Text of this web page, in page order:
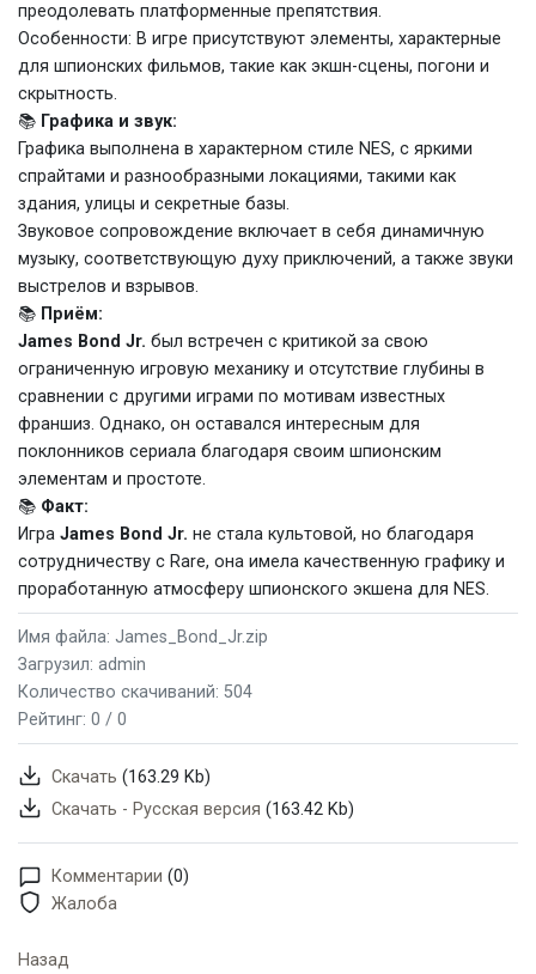
преодолевать платформенные препятствия.
Особенности: В игре присутствуют элементы, характерные
для шпионских фильмов, такие как экшн-сцены, погони и
скрытность.
📚 Графика и звук:
Графика выполнена в характерном стиле NES, с яркими
спрайтами и разнообразными локациями, такими как
здания, улицы и секретные базы.
Звуковое сопровождение включает в себя динамичную
музыку, соответствующую духу приключений, а также звуки
выстрелов и взрывов.
📚 Приём:
James Bond Jr. был встречен с критикой за свою
ограниченную игровую механику и отсутствие глубины в
сравнении с другими играми по мотивам известных
франшиз. Однако, он оставался интересным для
поклонников сериала благодаря своим шпионским
элементам и простоте.
📚 Факт:
Игра James Bond Jr. не стала культовой, но благодаря
сотрудничеству с Rare, она имела качественную графику и
проработанную атмосферу шпионского экшена для NES.
Имя файла: James_Bond_Jr.zip
Загрузил: admin
Количество скачиваний: 504
Рейтинг: 0 / 0
Скачать (163.29 Kb)
Скачать - Русская версия (163.42 Kb)
Комментарии (0)
Жалоба
Назад